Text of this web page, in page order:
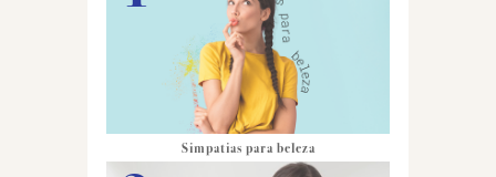
Simpatias para beleza